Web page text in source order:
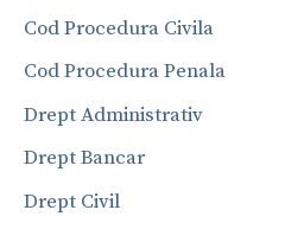
Cod Procedura Civila
Cod Procedura Penala
Drept Administrativ
Drept Bancar
Drept Civil